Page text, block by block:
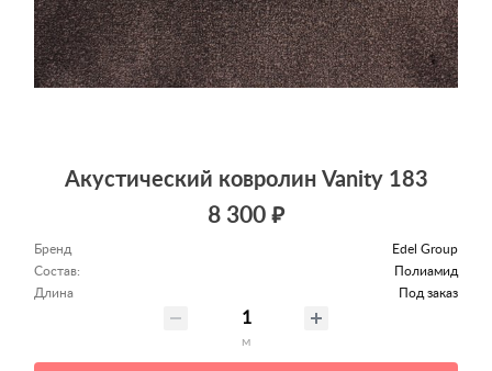
Акустический ковролин Vanity 183
8 300 ₽
Бренд
Edel Group
Состав:
Полиамид
Длина
Под заказ
м